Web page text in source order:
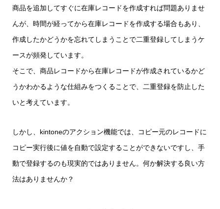
商品を追加してすぐに在庫レコードを作成すれば問題ありませ
んが、時間が経ってから在庫レコードを作成する場合もあり、
作成したかどうかを忘れてしまうことで二重登録してしまうケ
ースが頻発しています。
そこで、商品レコードから在庫レコードが作成されているかど
うかわかるような仕組みをつくることで、二重登録を防止した
いと考えています。
しかし、kintoneのアクション機能では、コピー元のレコードに
コピー実行後に値を自動で設定することができないですし、手
動で登録するのも現実的ではありません。何か解決する良い方
法はありませんか？